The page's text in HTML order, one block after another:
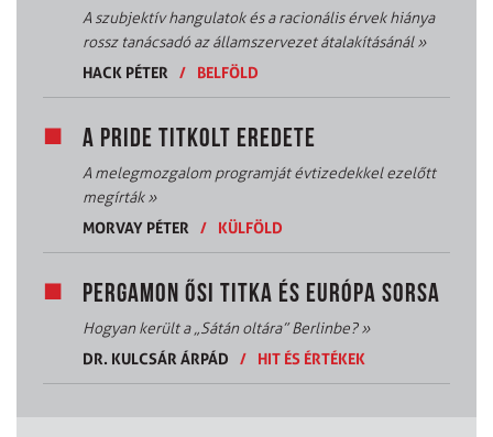
A szubjektív hangulatok és a racionális érvek hiánya
rossz tanácsadó az államszervezet átalakításánál»
HACK PÉTER
/ BELFÖLD
A PRIDE TITKOLT EREDETE
A melegmozgalom programját évtizedekkel ezelőtt
megírták»
MORVAY PÉTER
/ KÜLFÖLD
PERGAMON ŐSI TITKA ÉS EURÓPA SORSA
Hogyan került a „Sátán oltára” Berlinbe?»
DR. KULCSÁR ÁRPÁD
/ HIT ÉS ÉRTÉKEK